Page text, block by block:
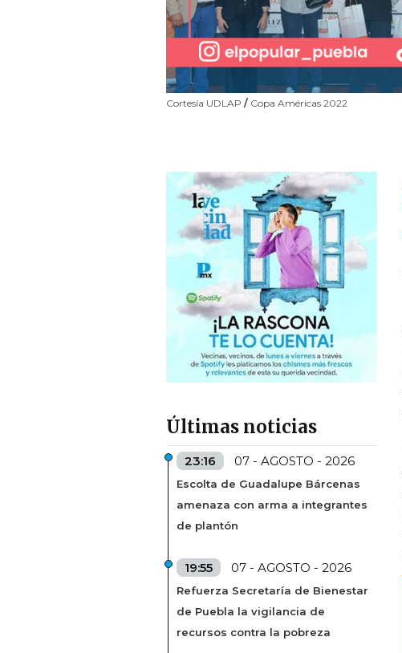
Cortesía UDLAP / Copa Américas 2022
Últimas noticias
23:16 07 - AGOSTO - 2026
Escolta de Guadalupe Bárcenas
amenaza con arma a integrantes
de plantón
19:55 07 - AGOSTO - 2026
Refuerza Secretaría de Bienestar
de Puebla la vigilancia de
recursos contra la pobreza